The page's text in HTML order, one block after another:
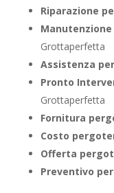
Riparazione
Grottaperfetta
Assistenza
Pronto
Grottaperfetta
Fornitura
Costo
Offerta
Preventivo